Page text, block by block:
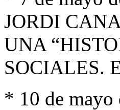
JORDI
UNA
SOCIALES.
* 10 de mayo